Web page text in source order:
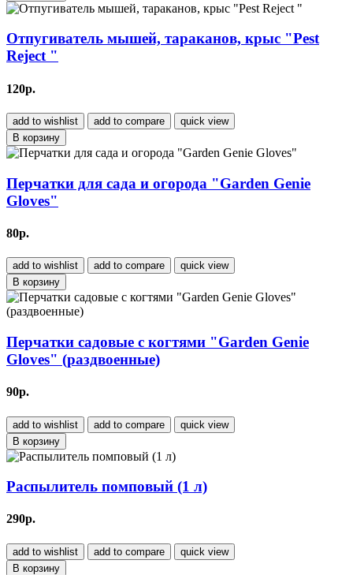
Отпугиватель мышей, тараканов, крыс "Pest
Reject "
120р.
add to wishlist add to compare
quick view
В корзину
Перчатки для сада и огорода "Garden Genie
Gloves"
80р.
add to wishlist add to compare
quick view
В корзину
Перчатки садовые с когтями "Garden Genie
Gloves" (раздвоенные)
90р.
add to wishlist add to compare
quick view
В корзину
Распылитель помповый (1 л)
290р.
add to wishlist add to compare
quick view
В корзину